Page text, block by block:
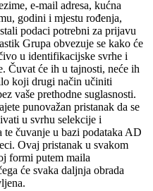
e-mail adresa, kućna
godini i mjestu rođenja,
podaci potrebni za prijavu
Grupa obvezuje se kako će
u identifikacijske svrhe i
Čuvat će ih u tajnosti, neće ih
koji drugi način učiniti
vaše prethodne suglasnosti.
punovažan pristanak da se
u svrhu selekcije i
te čuvanje u bazi podataka AD
Ovaj pristanak u svakom
formi putem maila
će svaka daljnja obrada